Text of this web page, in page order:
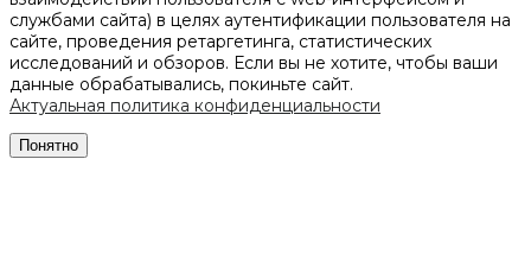
службами сайта) в целях аутентификации пользователя на
сайте, проведения ретаргетинга, статистических
исследований и обзоров. Если вы не хотите, чтобы ваши
данные обрабатывались, покиньте сайт.
Актуальная политика конфиденциальности
Понятно